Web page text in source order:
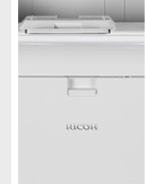
nhiều hơn nữa.
trợ các chức năng
độ bảo mật cao,
Tiết kiệm chi phí